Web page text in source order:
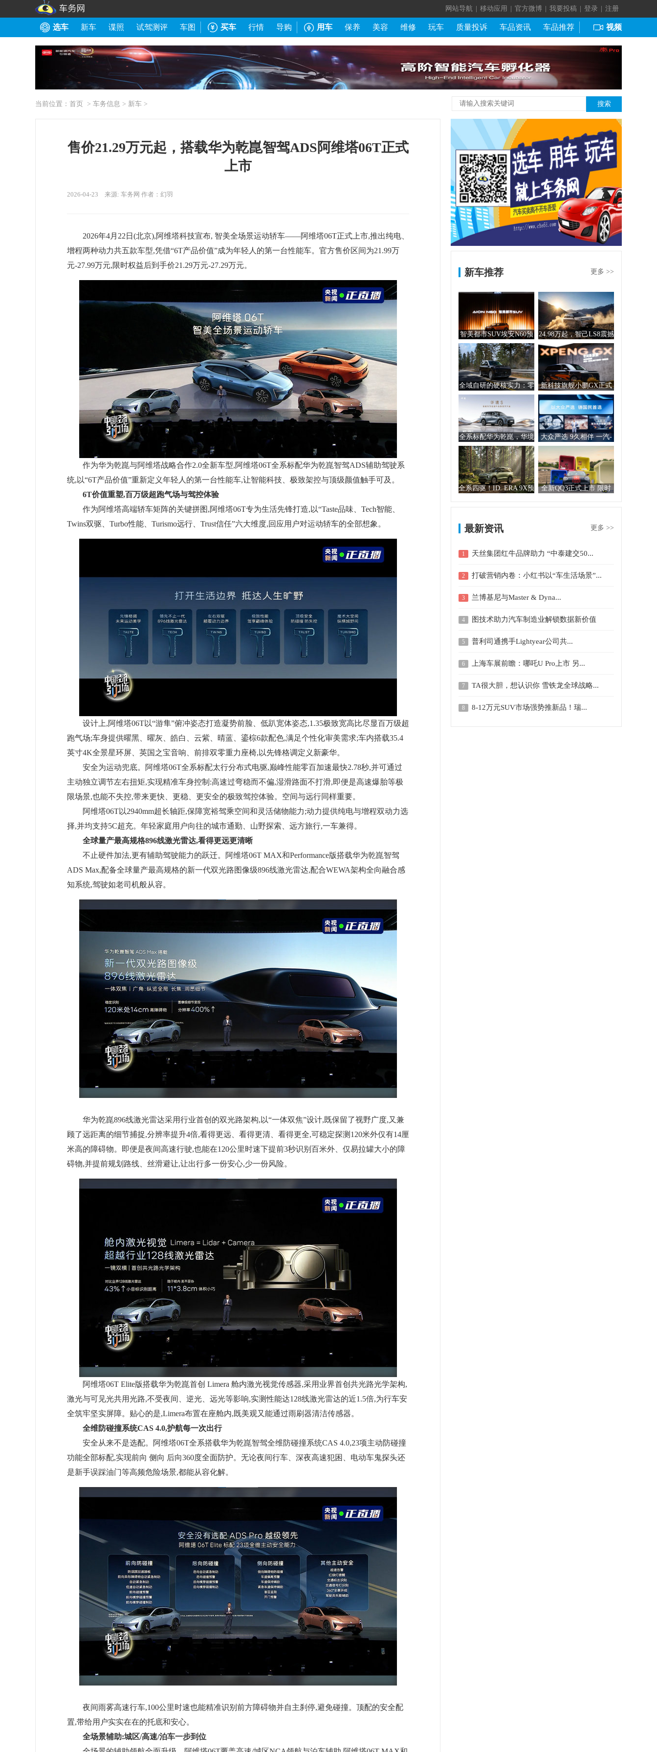
网站导航 移动应用 官方微博 我要投稿 登录 注册
选车 新车 谍照 试驾测评 车图 买车 行情 导购 用车 保养 美容 维修 玩车 质量投诉 车品资讯 车品推荐 视频
当前位置： 首页 > 车务信息 > 新车 > 搜索
售价21.29万元起，搭载华为乾崑智驾ADS阿维塔06T正式
上市
2026-04-23 来源: 车务网 作者：幻羽
2026年4月22日(北京),阿维塔科技宣布, 智美全场景运动轿车——阿维塔06T正式上市,推出纯电、
增程两种动力共五款车型,凭借“6T产品价值”成为年轻人的第一台性能车。官方售价区间为21.99万
元-27.99万元,限时权益后到手价21.29万元-27.29万元。
作为华为乾崑与阿维塔战略合作2.0全新车型,阿维塔06T全系标配华为乾崑智驾ADS辅助驾驶系
统,以“6T产品价值”重新定义年轻人的第一台性能车,让智能科技、极致架控与顶级颜值触手可及。
6T价值重塑,百万级超跑气场与驾控体验
作为阿维塔高端轿车矩阵的关键拼图,阿维塔06T专为生活先锋打造,以“Taste品味、Tech智能、
Twins双驱、Turbo性能、Turismo远行、Trust信任”六大维度,回应用户对运动轿车的全部想象。
设计上,阿维塔06T以“游隼”俯冲姿态打造凝势前脸、低趴宽体姿态,1.35极致宽高比尽显百万级超
跑气场;车身提供曜黑、曜灰、皓白、云紫、晴蓝、鎏棕6款配色,满足个性化审美需求;车内搭载35.4
英寸4K全景星环屏、英国之宝音响、前排双零重力座椅,以先锋格调定义新豪华。
安全为运动兜底。阿维塔06T全系标配太行分布式电驱,巅峰性能零百加速最快2.78秒,并可通过
主动独立调节左右扭矩,实现精准车身控制:高速过弯稳而不偏,湿滑路面不打滑,即便是高速爆胎等极
限场景,也能不失控,带来更快、更稳、更安全的极致驾控体验。空间与远行同样重要。
阿维塔06T以2940mm超长轴距,保障宽裕驾乘空间和灵活储物能力;动力提供纯电与增程双动力选
择,并均支持5C超充。年轻家庭用户向往的城市通勤、山野探索、远方旅行,一车兼得。
全球量产最高规格896线激光雷达,看得更远更清晰
不止硬件加法,更有辅助驾驶能力的跃迁。阿维塔06T MAX和Performance版搭载华为乾崑智驾
ADS Max,配备全球量产最高规格的新一代双光路图像级896线激光雷达,配合WEWA架构全向融合感
知系统,驾驶如老司机般从容。
华为乾崑896线激光雷达采用行业首创的双光路架构,以“一体双焦”设计,既保留了视野广度,又兼
顾了远距离的细节捕捉,分辨率提升4倍,看得更远、看得更清、看得更全,可稳定探测120米外仅有14厘
米高的障碍物。即便是夜间高速行驶,也能在120公里时速下提前3秒识别百米外、仅易拉罐大小的障
碍物,并提前规划路线、丝滑避让,让出行多一份安心,少一份风险。
阿维塔06T Elite版搭载华为乾崑首创 Limera 舱内激光视觉传感器,采用业界首创共光路光学架构,
激光与可见光共用光路,不受夜间、逆光、远光等影响,实测性能达128线激光雷达的近1.5倍,为行车安
全筑牢坚实屏障。贴心的是,Limera布置在座舱内,既美观又能通过雨刷器清洁传感器。
全维防碰撞系统CAS 4.0,护航每一次出行
安全从来不是选配。阿维塔06T全系搭载华为乾崑智驾全维防碰撞系统CAS 4.0,23项主动防碰撞
功能全部标配,实现前向 侧向 后向360度全面防护。无论夜间行车、深夜高速犯困、电动车鬼探头还
是新手误踩油门等高频危险场景,都能从容化解。
夜间雨雾高速行车,100公里时速也能精准识别前方障碍物并自主刹停,避免碰撞。顶配的安全配
置,带给用户实实在在的托底和安心。
全场景辅助:城区/高速/泊车一步到位
新车推荐 更多 >>
智美都市SUV埃安N60预
售开启11.5...
24.98万起，智己LS8震撼
上市！30...
全域自研的硬核实力：零
跑D19售价21....
新科技旗舰小鹏GX正式
开启预售，预售价3...
全系标配华为乾崑，华境
S携手全球顶级供应...
大众严选 9久相伴 一汽-
大众春季新品发...
全系四驱！ID. ERA 9X预
全新QQ3正式上市 限时
最新资讯 更多 >>
1 天丝集团红牛品牌助力 “中泰建交50...
2 打破营销内卷：小红书以“车生活场景”...
3 兰博基尼与Master & Dyna...
4 图技术助力汽车制造业解锁数据新价值
5 普利司通携手Lightyear公司共...
6 上海车展前瞻：哪吒U Pro上市 另...
7 TA很大胆，想认识你 雪铁龙全球战略...
8 8-12万元SUV市场强势推新品！瑞...